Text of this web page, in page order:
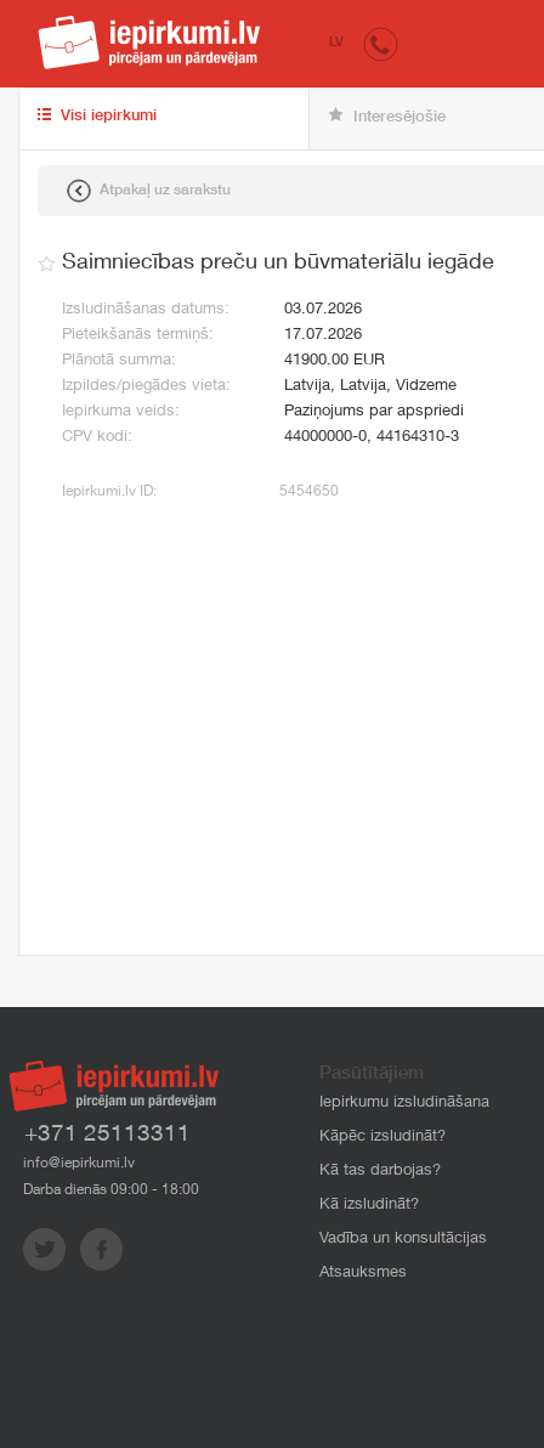
iepirkumi.lv
LV
Visi iepirkumi Interesējošie
Atpakaļ uz sarakstu
Saimniecības preču un būvmateriālu iegāde
Izsludināšanas datums:
03.07.2026
Pieteikšanās termiņš:
17.07.2026
Plānotā summa:
41900.00 EUR
Izpildes/piegādes vieta:
Latvija, Latvija, Vidzeme
Iepirkuma veids:
Paziņojums par apspriedi
CPV kodi:
44000000-0, 44164310-3
Iepirkumi.lv ID: 5454650
+371 25113311
info@iepirkumi.lv
Darba dienās 09:00 - 18:00
Pasūtītājiem
Iepirkumu izsludināšana
Kāpēc izsludināt?
Kā tas darbojas?
Kā izsludināt?
Vadība un konsultācijas
Atsauksmes